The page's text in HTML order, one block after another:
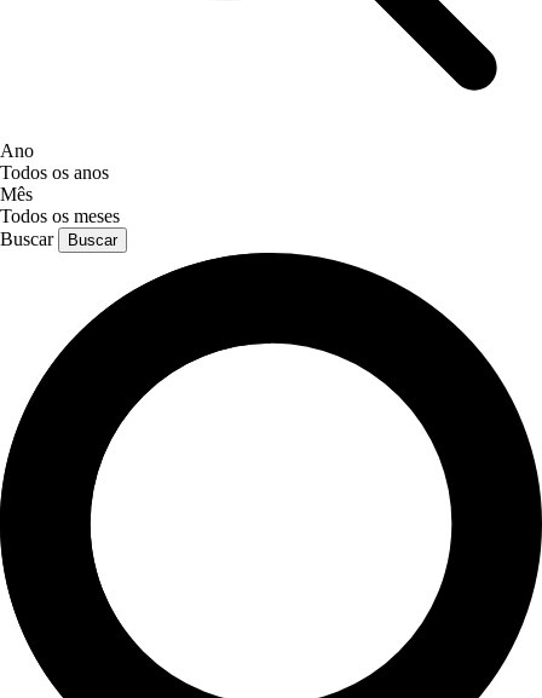
Ano
Todos os anos
Mês
Todos os meses
Buscar
Buscar